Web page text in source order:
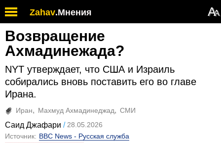
Zahav.Мнения АА
Возвращение
Ахмадинежада?
NYT утверждает, что США и Израиль
собирались вновь поставить его во главе
Ирана.
Иран Махмуд Ахмадинеджад СМИ
Саид Джафари
28.05.2026
Источник: BBC News - Русская служба